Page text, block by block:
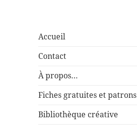
Accueil
Contact
À propos…
Fiches gratuites et patrons
Bibliothèque créative